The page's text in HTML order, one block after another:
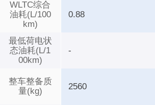
WLTC综合
油耗(L/100
km)
最低荷电状
态油耗(L/1
00km)
整车整备质
量(kg)
0.88
-
2560